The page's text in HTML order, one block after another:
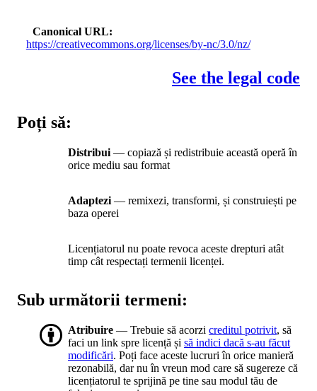
Canonical URL
https://creativecommons.org/licenses/by-nc/3.0/nz/
See the legal code
Poți să:
Distribui — copiază și redistribuie această operă în
orice mediu sau format
Adaptezi — remixezi, transformi, și construiești pe
baza operei
Licențiatorul nu poate revoca aceste drepturi atât
timp cât respectați termenii licenței.
Sub următorii termeni:
Atribuire — Trebuie să acorzi creditul potrivit, să
faci un link spre licență și să indici dacă s-au făcut
modificări. Poți face aceste lucruri în orice manieră
rezonabilă, dar nu în vreun mod care să sugereze că
licențiatorul te sprijină pe tine sau modul tău de